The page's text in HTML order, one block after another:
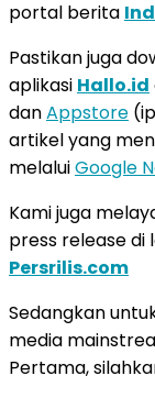
portal berita
Pastikan juga
aplikasi Hallo.id
danAppstore
artikel yang
melaluiGoogle
Kami juga
press release di
Persrilis.com
Sedangkan
media
Pertama,